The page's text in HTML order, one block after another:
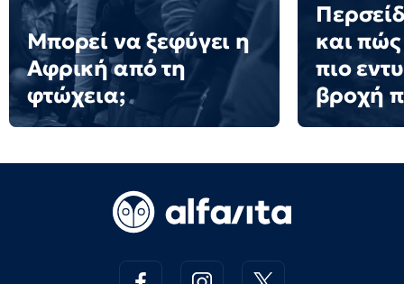
Μπορεί να ξεφύγει η
Αφρική από τη
φτώχεια;
και πώς
πιο
βροχή